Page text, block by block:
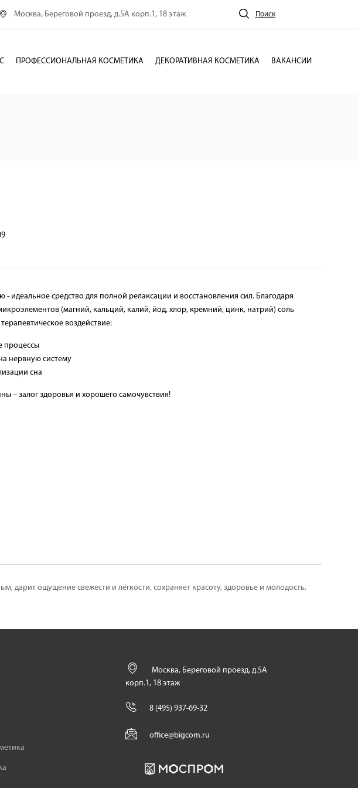
Москва, Береговой проезд, д.5А корп.1, 18 этаж Поиск
ПРОФЕССИОНАЛЬНАЯ КОСМЕТИКА ДЕКОРАТИВНАЯ КОСМЕТИКА ВАКАНСИИ
- идеальное средство для полной релаксации и восстановления сил. Благодаря
(магний, кальций, калий, йод, хлор, кремний, цинк, натрий) соль
воздействие:
процессы
нервную систему
сна
– залог здоровья и хорошего самочувствия!
дарит ощущение свежести и лёгкости, сохраняет красоту, здоровье и молодость.
Москва, Береговой проезд, д.5А
корп.1, 18 этаж
8 (495) 937-69-32
office@bigcom.ru